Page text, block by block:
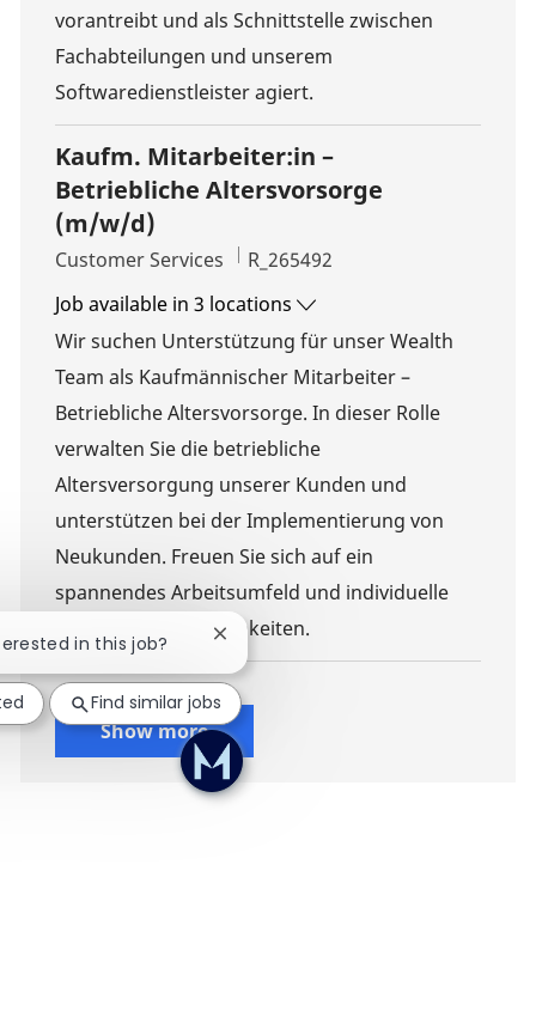
vorantreibt und als Schnittstelle zwischen
Fachabteilungen und unserem
Softwaredienstleister agiert.
Kaufm. Mitarbeiter:in –
Betriebliche Altersvorsorge
(m/w/d)
Category
Customer Services Job Id
R_265492
Job available in 3 locations
Wir suchen Unterstützung für unser Wealth
Team als Kaufmännischer Mitarbeiter –
Betriebliche Altersvorsorge. In dieser Rolle
verwalten Sie die betriebliche
Altersversorgung unserer Kunden und
unterstützen bei der Implementierung von
Neukunden. Freuen Sie sich auf ein
spannendes Arbeitsumfeld und individuelle
Entwicklungsmöglichkeiten.
Show more
in this job? Close chatbot notification
Find similar jobs